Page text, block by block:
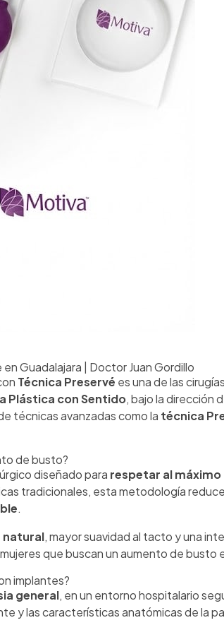
Guadalajara | Doctor Juan Gordillo
Técnica Preservé es una de las
Plástica con Sentido, bajo la dirección
técnicas avanzadas como la técnica
de busto?
diseñado para respetar al
tradicionales, esta metodología
.
natural, mayor suavidad al tacto y una
que buscan un aumento de busto
implantes?
general, en un entorno hospitalario
y las características anatómicas de la